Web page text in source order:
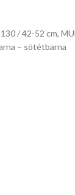
/ 42-52 cm,
– sötétbarna